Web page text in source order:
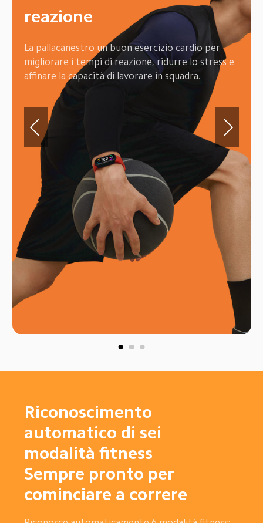
Senti il cuore battere forte mentre ti muovi
seguendo il ritmo. Ascolta la musica e lascia che il
tuo corpo segua il ritmo.
Riconoscimento
automatico di sei
modalità fitness
Sempre pronto per
cominciare a correre